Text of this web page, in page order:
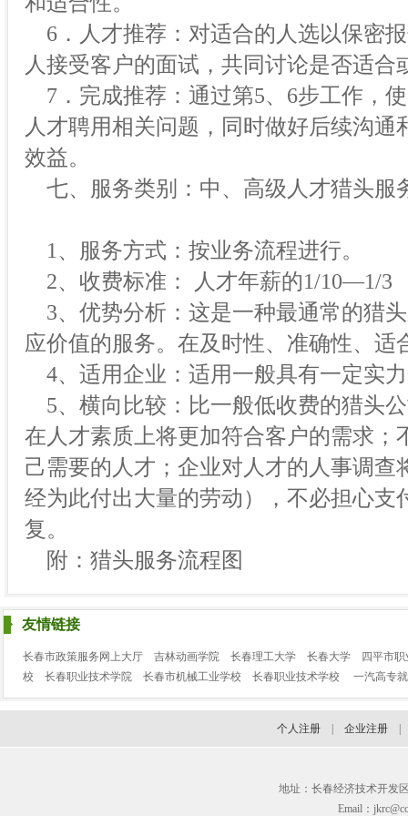
6．人才推荐：对适合的人选以保密
人接受客户的面试，共同讨论是否适
7．完成推荐：通过第5、6步工作，
人才聘用相关问题，同时做好后续沟
效益。
七、服务类别：中、高级人才猎头服
1、服务方式：按业务流程进行。
2、收费标准： 人才年薪的1/10—1/3
3、优势分析：这是一种最通常的猎
应价值的服务。在及时性、准确性、适
4、适用企业：适用一般具有一定实
5、横向比较：比一般低收费的猎头
在人才素质上将更加符合客户的需求
己需要的人才；企业对人才的人事调
经为此付出大量的劳动），不必担心
复。
附：猎头服务流程图
友情链接
长春市政策服务网上大厅 吉林动画学院 长春理工大学 长春大学
四平市
校
长春职业技术学院 长春市机械工业学校 长春职业技术学校 一汽高专
个人注册 企业注册
地址：长春经济技术开发
Email：